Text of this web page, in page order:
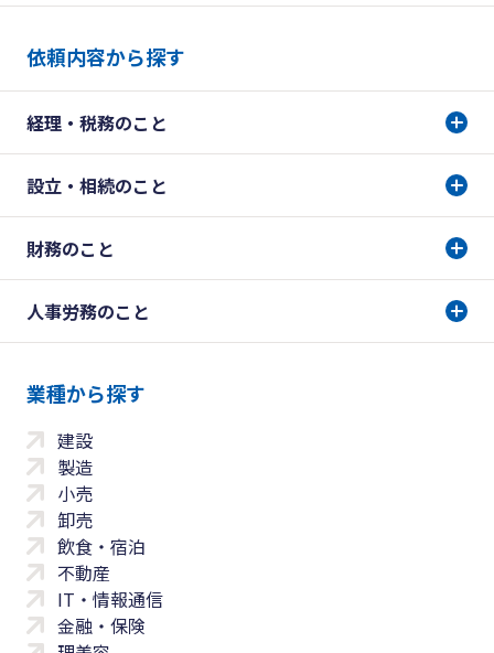
依頼内容から探す
経理・税務のこと
設立・相続のこと
財務のこと
人事労務のこと
業種から探す
建設
製造
小売
卸売
飲食・宿泊
不動産
IT・情報通信
金融・保険